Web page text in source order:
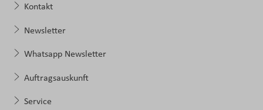
Kontakt
Newsletter
Whatsapp Newsletter
Auftragsauskunft
Service